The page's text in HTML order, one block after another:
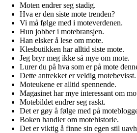
Moten endrer seg stadig.
Hva er den siste mote trenden?
Vi må følge med i moteverdenen.
Hun jobber i motebransjen.
Han elsker å lese om mote.
Klesbutikken har alltid siste mote.
Jeg bryr meg ikke så mye om mote.
Lurer du på hva som er på mote
Dette antrekket er veldig motebevisst.
Moteukene er alltid spennende.
Magasinet har mye interessant om
Motebildet endrer seg raskt.
Det er gøy å følge med på
Boken handler om motehistorie.
Det er viktig å finne sin egen stil